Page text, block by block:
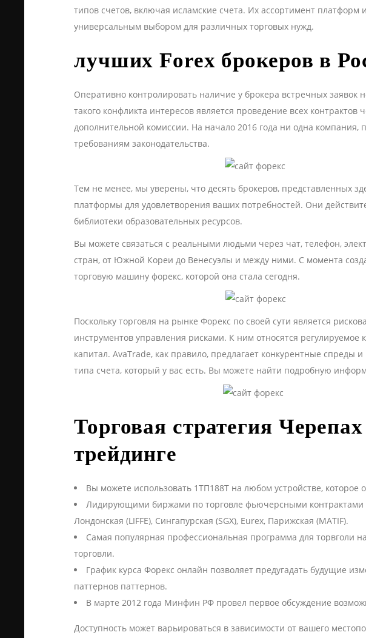
типов счетов, включая исламские счета. Их ассортимент платформ
универсальным выбором для различных торговых нужд.
лучших Forex брокеров в
Оперативно контролировать наличие у брокера встречных заявок
такого конфликта интересов является проведение всех
дополнительной комиссии. На начало 2016 года ни одна компания,
требованиям законодательства.
Тем не менее, мы уверены, что десять брокеров, представленных
платформы для удовлетворения ваших потребностей. Они
библиотеки образовательных ресурсов.
Вы можете связаться с реальными людьми через чат, телефон,
стран, от Южной Кореи до Венесуэлы и между ними. С момента
торговую машину форекс, которой она стала сегодня.
Поскольку торговля на рынке Форекс по своей сути является
инструментов управления рисками. К ним относятся
капитал. AvaTrade, как правило, предлагает конкурентные спреды
типа счета, который у вас есть. Вы можете найти подробную
Торговая стратегия
трейдинге
Вы можете использовать 1ТП188Т на любом устройстве, которое
Лидирующими биржами по торговле фьючерсными контрактами
Лондонская (LIFFE), Сингапурская (SGX), Eurex, Парижская (MATIF).
Самая популярная профессиональная программа для торвголи
торговли.
График курса Форекс онлайн позволяет предугадать будущие
паттернов паттернов.
В марте 2012 года Минфин РФ провел первое обсуждение
Доступность может варьироваться в зависимости от вашего